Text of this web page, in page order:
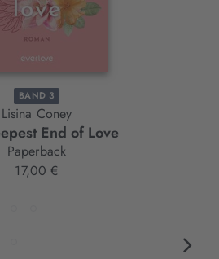
BAND 3
Lisina Coney
End of Love
Paperback
17,00 €